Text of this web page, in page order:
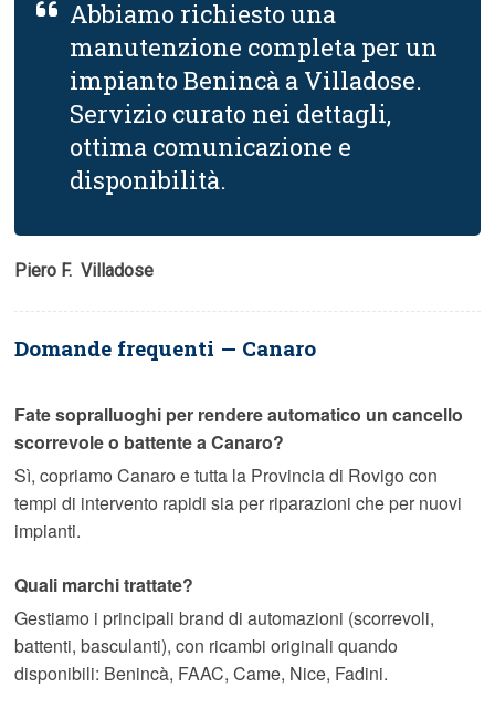
Abbiamo richiesto una
manutenzione completa per un
impianto Benincà a Villadose.
Servizio curato nei dettagli,
ottima comunicazione e
disponibilità.
Piero F.  Villadose
Domande frequenti — Canaro
Fate sopralluoghi per rendere automatico un cancello
scorrevole o battente a Canaro?
Sì, copriamo Canaro e tutta la Provincia di Rovigo con
tempi di intervento rapidi sia per riparazioni che per nuovi
impianti.
Quali marchi trattate?
Gestiamo i principali brand di automazioni (scorrevoli,
battenti, basculanti), con ricambi originali quando
disponibili: Benincà, FAAC, Came, Nice, Fadini.